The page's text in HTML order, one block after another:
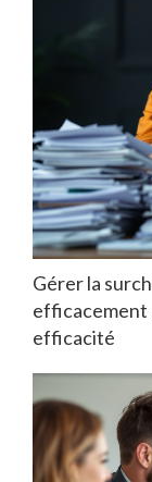
Gérer la
efficacement
efficacité